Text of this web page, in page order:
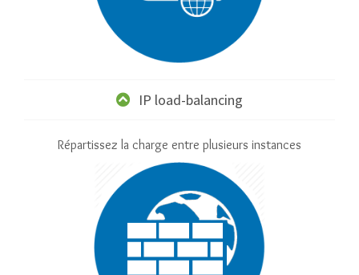
IP load-balancing
Répartissez la charge entre plusieurs instances